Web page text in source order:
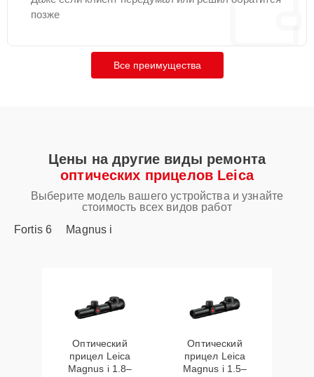
позже
Все преимущества
Цены на другие виды ремонта
оптических прицелов Leica
Выберите модель вашего устройства и узнайте
стоимость всех видов работ
Fortis 6
Magnus i
Оптический
прицел Leica
Magnus i 1.8–
Оптический
прицел Leica
Magnus i 1.5–